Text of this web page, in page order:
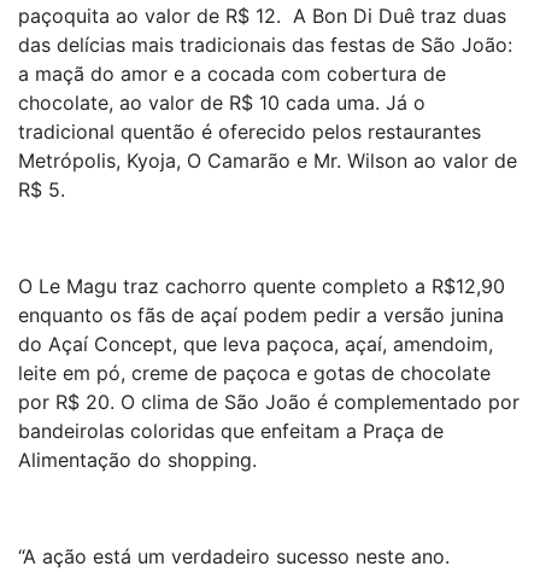
paçoquita ao valor de R$ 12. A Bon Di Duê traz duas
das delícias mais tradicionais das festas de São João:
a maçã do amor e a cocada com cobertura de
chocolate, ao valor de R$ 10 cada uma. Já o
tradicional quentão é oferecido pelos restaurantes
Metrópolis, Kyoja, O Camarão e Mr. Wilson ao valor de
R$ 5.
O Le Magu traz cachorro quente completo a R$12,90
enquanto os fãs de açaí podem pedir a versão junina
do Açaí Concept, que leva paçoca, açaí, amendoim,
leite em pó, creme de paçoca e gotas de chocolate
por R$ 20. O clima de São João é complementado por
bandeirolas coloridas que enfeitam a Praça de
Alimentação do shopping.
“A ação está um verdadeiro sucesso neste ano.